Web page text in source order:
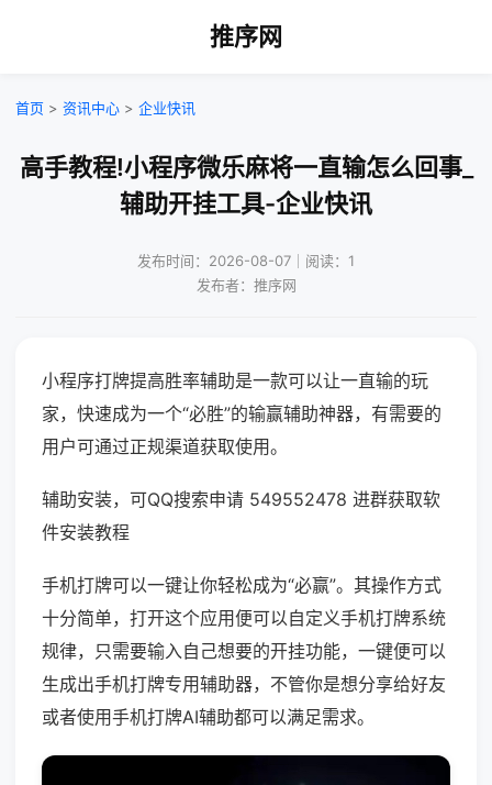
推序网
首页 > 资讯中心 > 企业快讯
高手教程!小程序微乐麻将一直输怎么回事_
辅助开挂工具-企业快讯
发布时间：2026-08-07｜阅读：1
发布者：推序网
小程序打牌提高胜率辅助是一款可以让一直输的玩
家，快速成为一个“必胜”的输赢辅助神器，有需要的
用户可通过正规渠道获取使用。
辅助安装，可QQ搜索申请 549552478 进群获取软
件安装教程
手机打牌可以一键让你轻松成为“必赢”。其操作方式
十分简单，打开这个应用便可以自定义手机打牌系统
规律，只需要输入自己想要的开挂功能，一键便可以
生成出手机打牌专用辅助器，不管你是想分享给好友
或者使用手机打牌AI辅助都可以满足需求。